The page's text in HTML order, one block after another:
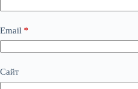
Email *
Сайт